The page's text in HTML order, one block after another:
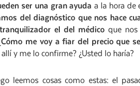
ser una gran ayuda a la hora de
del diagnóstico que nos hace
el del médicoque nos
Cómo me voy a fiar del precio que
y me lo confirme? ¿Usted lo haría?
leemos cosas como estas: el